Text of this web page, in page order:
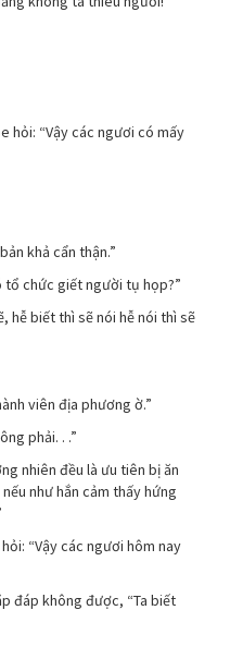
hỏi: “Vậy các ngươi có mấy
khả cẩn thận.”
tổ chức giết người tụ họp?”
hễ biết thì sẽ nói hễ nói thì sẽ
viên địa phương ờ.”
phải. . .”
nhiên đều là ưu tiên bị ăn
như hắn cảm thấy hứng
“Vậy các ngươi hôm nay
đáp không được, “Ta biết